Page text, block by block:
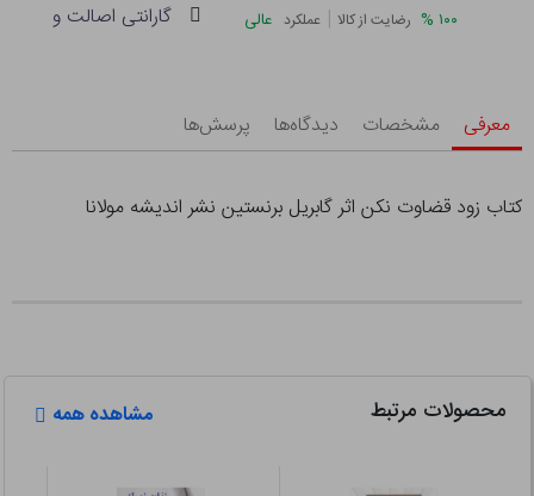
۱۰۰ % رضایت از کالا | عملکرد عالی گارانتی اصالت و
معرفی مشخصات دیدگاه‌ها پرسش‌ها
کتاب زود قضاوت نکن اثر گابریل برنستین نشر اندیشه مولانا
محصولات مرتبط مشاهده همه